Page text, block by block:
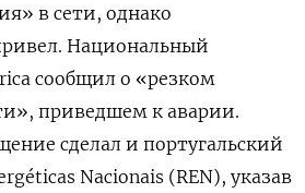
в сети, однако
Национальный
сообщил о «резком
приведшем к аварии.
сделал и португальский
Nacionais (REN), указав